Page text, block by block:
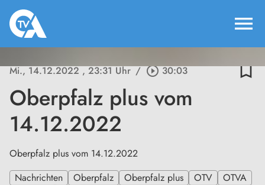
menu
Mi., 14.12.2022, 23:31 Uhr / play_circle_outline30:03 bookmark_border
Oberpfalz plus vom
14.12.2022
Oberpfalz plus vom 14.12.2022
Nachrichten
Oberpfalz Oberpfalz plus OTV
OTVA